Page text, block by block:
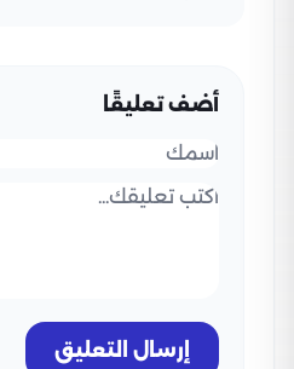
أضف تعليقًا
إرسال التعليق